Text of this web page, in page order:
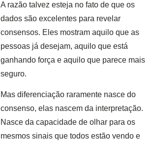
A razão talvez esteja no fato de que os
dados são excelentes para revelar
consensos. Eles mostram aquilo que as
pessoas já desejam, aquilo que está
ganhando força e aquilo que parece mais
seguro.
Mas diferenciação raramente nasce do
consenso, elas nascem da interpretação.
Nasce da capacidade de olhar para os
mesmos sinais que todos estão vendo e